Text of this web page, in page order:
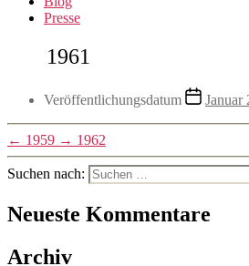
Presse
1961
Veröffentlichungsdatum Januar
← 1959 → 1962
Suchen nach:
Neueste Kommentare
Archiv